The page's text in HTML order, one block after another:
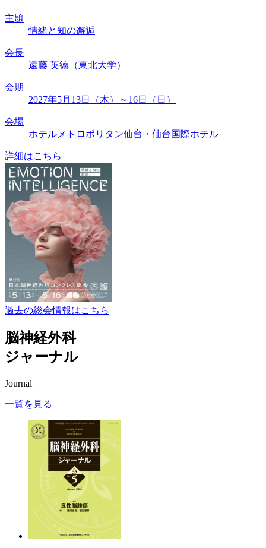
主題
情緒と知の邂逅
会長
遠藤 英徳（東北大学）
会期
2027年5月13日（木）～16日（日）
会場
ホテルメトロポリタン仙台・仙台国際ホテル
詳細はこちら
過去の総会情報はこちら
脳神経外科
ジャーナル
Journal
一覧を見る